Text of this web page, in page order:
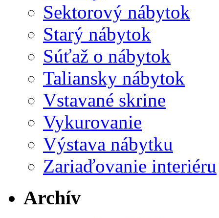
Sektorový nábytok
Starý nábytok
Súťaž o nábytok
Taliansky nábytok
Vstavané skrine
Vykurovanie
Výstava nábytku
Zariaďovanie interiéru
Archív